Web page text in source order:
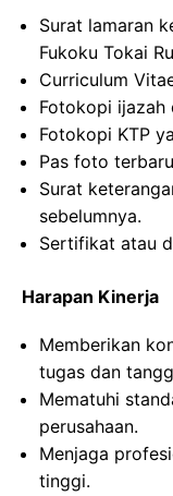
Surat lamaran
Fukoku Tokai
Curriculum
Fotokopi ijazah
Fotokopi KTP
Pas foto
Surat
sebelumnya.
Sertifikat atau
Harapan Kinerja
Memberikan
tugas dan
Mematuhi
perusahaan.
Menjaga
tinggi.